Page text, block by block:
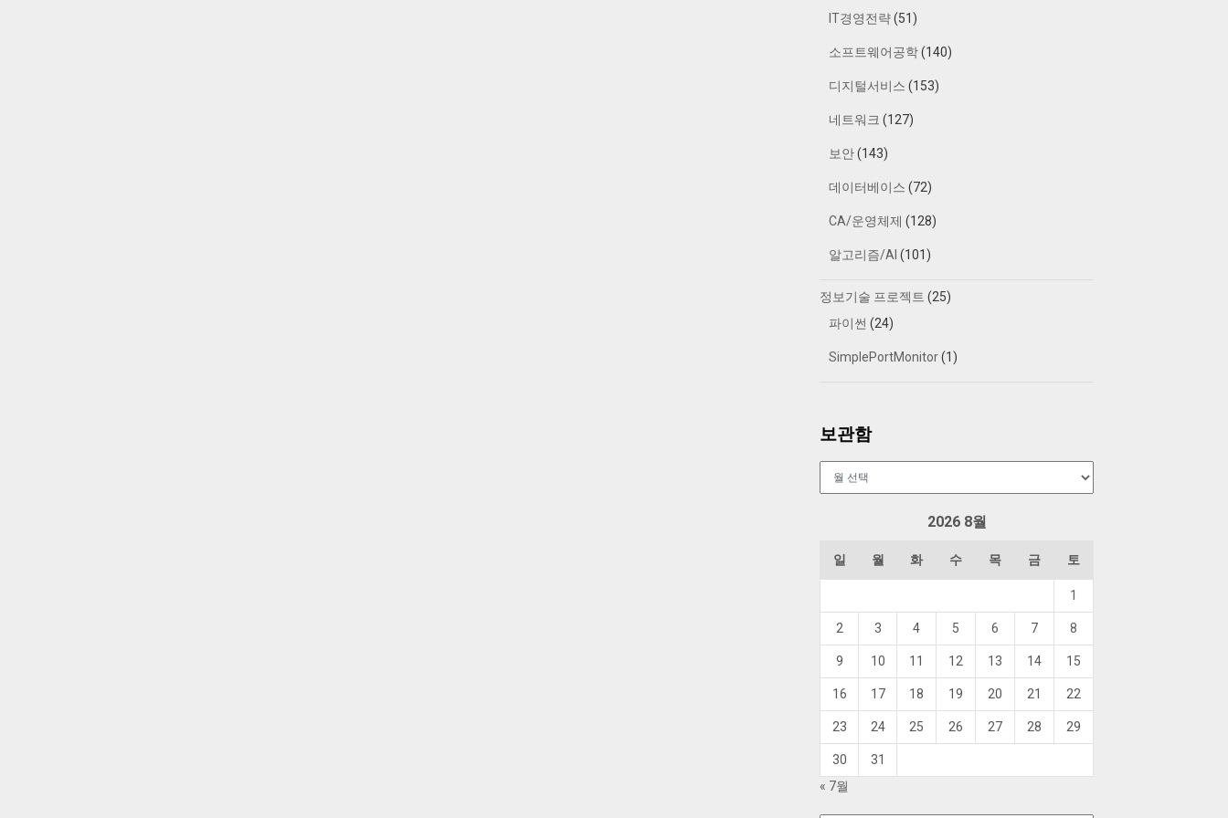
IT경영전략(51)
소프트웨어공학(140)
디지털서비스 (153)
네트워크 (127)
보안(143)
데이터베이스 (72)
CA/운영체제 (128)
알고리즘/AI (101)
정보기술 프로젝트 (25)
파이썬 (24)
SimplePortMonitor(1)
보관함
2026 8월
일 월 화 수 목 금 토
1
2 3 4 5 6 7 8
9 10 11 12 13 14 15
16 17 18 19 20 21 22
23 24 25 26 27 28 29
30
31
« 7월